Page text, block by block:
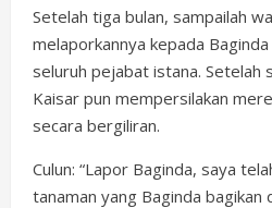
Setelah tiga bulan, sampailah
melaporkannya kepada
seluruh pejabat istana. Setelah
Kaisar pun mempersilakan
secara bergiliran.
Culun: “Lapor Baginda, saya
tanaman yang Baginda bagikan